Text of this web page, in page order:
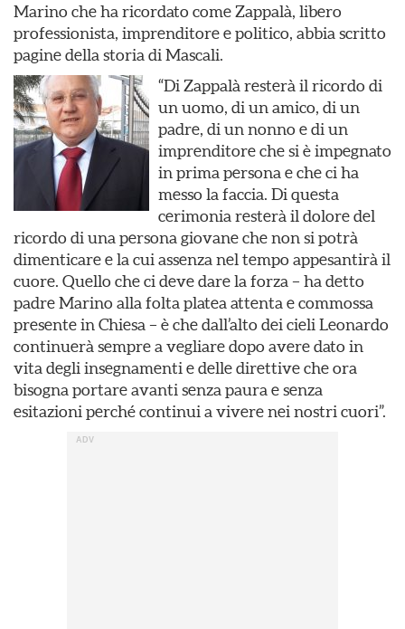
Marino che ha ricordato come Zappalà, libero
professionista, imprenditore e politico, abbia scritto
pagine della storia di Mascali.
“Di Zappalà resterà il ricordo di
un uomo, di un amico, di un
padre, di un nonno e di un
imprenditore che si è impegnato
in prima persona e che ci ha
messo la faccia. Di questa
cerimonia resterà il dolore del
ricordo di una persona giovane che non si potrà
dimenticare e la cui assenza nel tempo appesantirà il
cuore. Quello che ci deve dare la forza – ha detto
padre Marino alla folta platea attenta e commossa
presente in Chiesa – è che dall’alto dei cieli Leonardo
continuerà sempre a vegliare dopo avere dato in
vita degli insegnamenti e delle direttive che ora
bisogna portare avanti senza paura e senza
esitazioni perché continui a vivere nei nostri cuori”.